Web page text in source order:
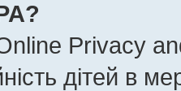
Privacy
дітей в